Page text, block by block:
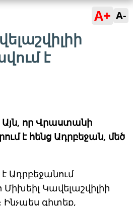
A+ A-
է
որ Վրաստանի
է հենց Ադրբեջան, մեծ
Ադրբեջանում
Կավելաշվիլիի
գիտեք,